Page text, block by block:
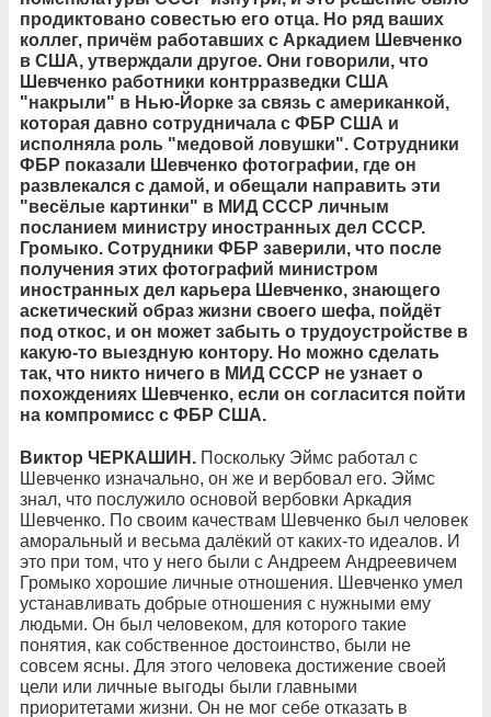
продиктовано совестью его отца. Но ряд ваших
коллег, причём работавших с Аркадием Шевченко
в США, утверждали другое. Они говорили, что
Шевченко работники контрразведки США
"накрыли" в Нью-Йорке за связь с американкой,
которая давно сотрудничала с ФБР США и
исполняла роль "медовой ловушки". Сотрудники
ФБР показали Шевченко фотографии, где он
развлекался с дамой, и обещали направить эти
"весёлые картинки" в МИД СССР личным
посланием министру иностранных дел СССР.
Громыко. Сотрудники ФБР заверили, что после
получения этих фотографий министром
иностранных дел карьера Шевченко, знающего
аскетический образ жизни своего шефа, пойдёт
под откос, и он может забыть о трудоустройстве в
какую-то выездную контору. Но можно сделать
так, что никто ничего в МИД СССР не узнает о
похождениях Шевченко, если он согласится пойти
на компромисс с ФБР США.
Виктор ЧЕРКАШИН. Поскольку Эймс работал с
Шевченко изначально, он же и вербовал его. Эймс
знал, что послужило основой вербовки Аркадия
Шевченко. По своим качествам Шевченко был человек
аморальный и весьма далёкий от каких-то идеалов. И
это при том, что у него были с Андреем Андреевичем
Громыко хорошие личные отношения. Шевченко умел
устанавливать добрые отношения с нужными ему
людьми. Он был человеком, для которого такие
понятия, как собственное достоинство, были не
совсем ясны. Для этого человека достижение своей
цели или личные выгоды были главными
приоритетами жизни. Он не мог себе отказать в